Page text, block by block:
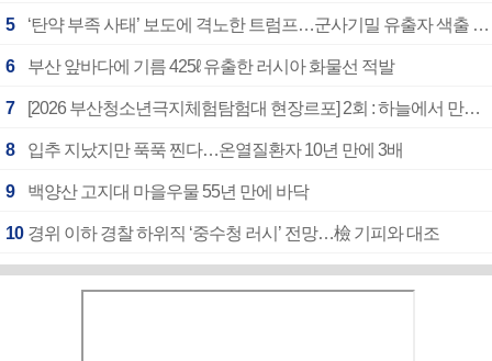
5 ‘탄약 부족 사태’ 보도에 격노한 트럼프…군사기밀 유출자 색출 지시
6 부산 앞바다에 기름 425ℓ 유출한 러시아 화물선 적발
7 [2026 부산청소년극지체험탐험대 현장르포] 2회 : 하늘에서 만난 얼음의 나라
8 입추 지났지만 푹푹 찐다…온열질환자 10년 만에 3배
9 백양산 고지대 마을우물 55년 만에 바닥
10 경위 이하 경찰 하위직 ‘중수청 러시’ 전망…檢 기피와 대조